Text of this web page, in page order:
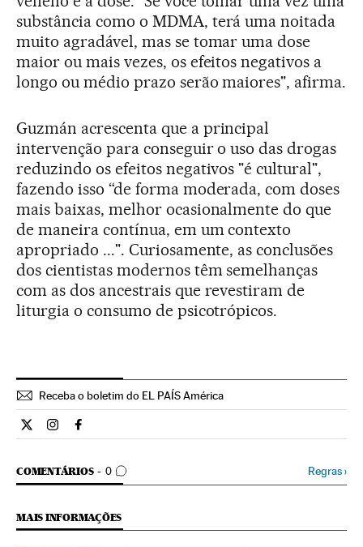
substância como o MDMA, terá uma noitada
muito agradável, mas se tomar uma dose
maior ou mais vezes, os efeitos negativos a
longo ou médio prazo serão maiores", afirma.
Guzmán acrescenta que a principal
intervenção para conseguir o uso das drogas
reduzindo os efeitos negativos "é cultural",
fazendo isso “de forma moderada, com doses
mais baixas, melhor ocasionalmente do que
de maneira contínua, em um contexto
apropriado ...". Curiosamente, as conclusões
dos cientistas modernos têm semelhanças
com as dos ancestrais que revestiram de
liturgia o consumo de psicotrópicos.
Receba o boletim do EL PAÍS América
Ciencia El País Brasil en Twitter
Ciencia El País Brasil en Instagram
Ciencia El País Brasil en Facebook
COMENTÁRIOS 0
COMENTÁRIOS Regras›
MAIS INFORMAÇÕES